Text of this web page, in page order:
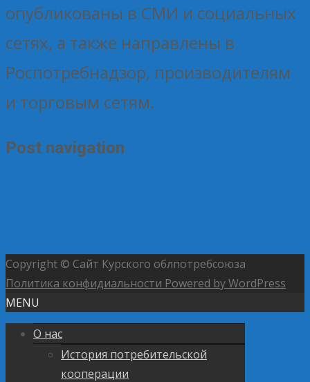
опубликованы в СМИ и социальных
сетях, а также направлены в
Роспотребнадзор, производителям
и торговым сетям.
Post navigation
Copyright © Сайт Курского облпотребсоюза
Политика конфидиальности Powered by WordPress
MENU
О нас
История потребительской
кооперации